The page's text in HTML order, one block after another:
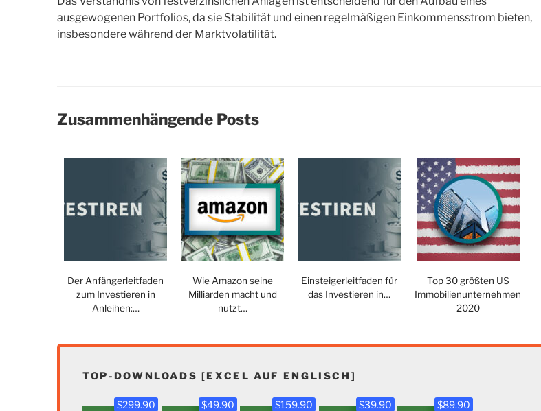
ausgewogenen Portfolios, da sie Stabilität und einen regelmäßigen Einkommensstrom bieten,
insbesondere während der Marktvolatilität.
Zusammenhängende Posts
Der Anfängerleitfaden
zum Investieren in
Anleihen:…
Wie Amazon seine
Milliarden macht und
nutzt…
Einsteigerleitfaden für
das Investieren in…
Top 30 größten US
Immobilienunternehmen
2020
TOP-DOWNLOADS [EXCEL AUF ENGLISCH]
$299.90 $49.90 $159.90 $39.90 $89.90